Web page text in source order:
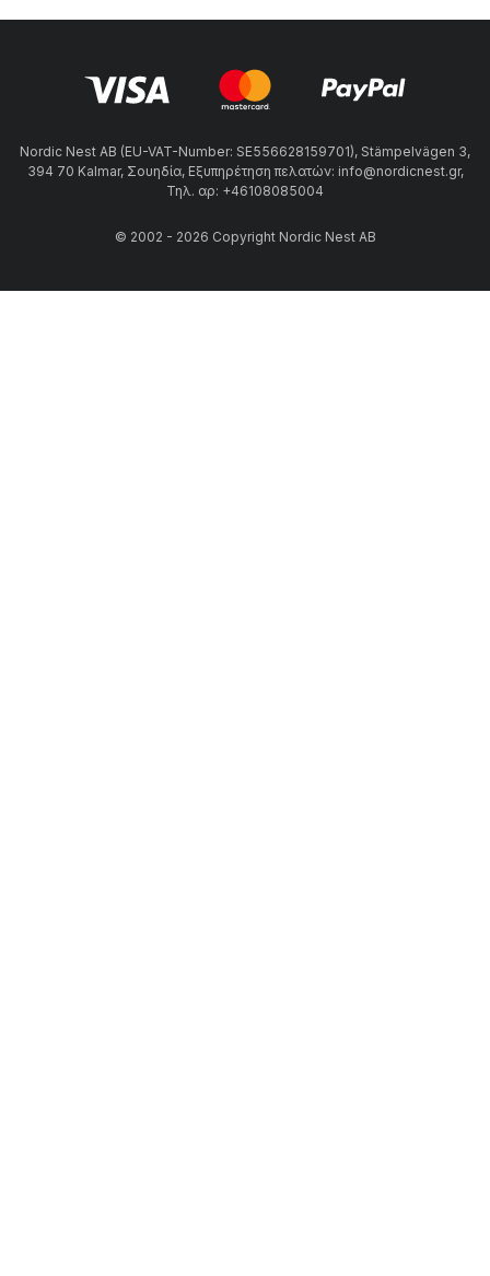
Nordic Nest AB (EU-VAT-Number: SE556628159701), Stämpelvägen 3,
394 70 Kalmar, Σουηδία, Εξυπηρέτηση πελατών: info@nordicnest.gr,
Τηλ. αρ: +46108085004
© 2002 - 2026 Copyright Nordic Nest AB